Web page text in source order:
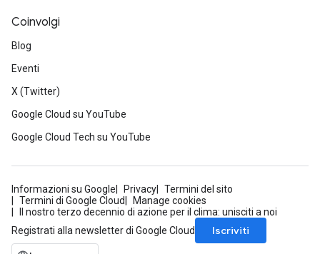
Coinvolgi
Blog
Eventi
X (Twitter)
Google Cloud su YouTube
Google Cloud Tech su YouTube
Informazioni su Google Privacy
Termini del sito
Termini di Google Cloud
Manage cookies
Il nostro terzo decennio di azione per il clima: unisciti a noi
Registrati alla newsletter di Google Cloud
Iscriviti